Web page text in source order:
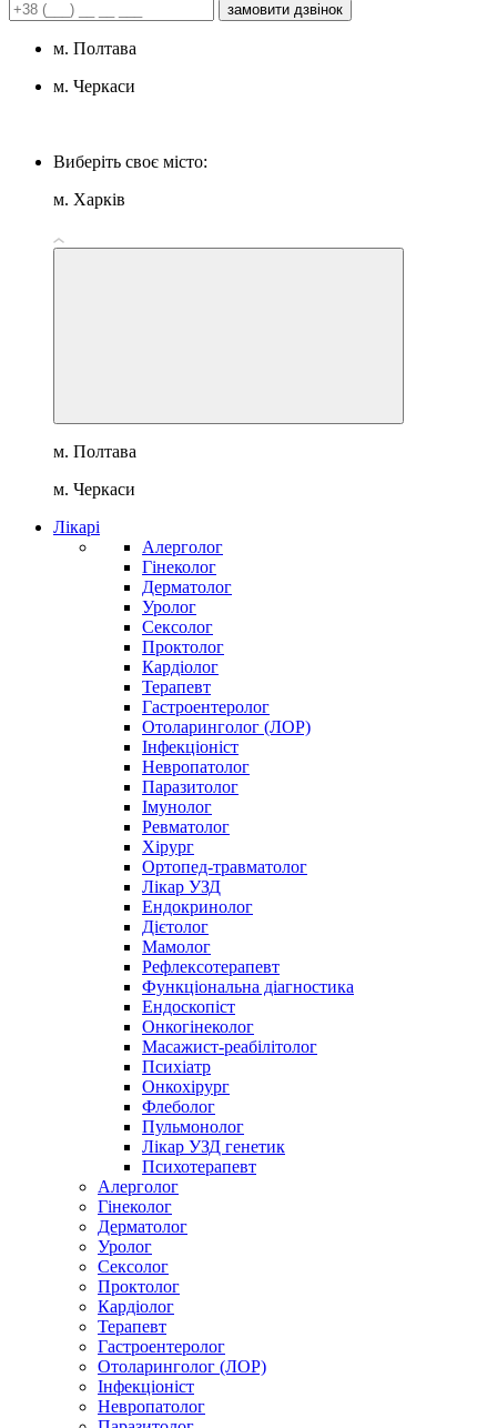
замовити дзвінок
м. Полтава
м. Черкаси
Виберіть своє місто:
м. Харків
м. Полтава
м. Черкаси
Лікарі
Алерголог
Гінеколог
Дерматолог
Уролог
Сексолог
Проктолог
Кардіолог
Терапевт
Гастроентеролог
Отоларинголог (ЛОР)
Інфекціоніст
Невропатолог
Паразитолог
Імунолог
Ревматолог
Хірург
Ортопед-травматолог
Лікар УЗД
Ендокринолог
Дієтолог
Мамолог
Рефлексотерапевт
Функціональна діагностика
Ендоскопіст
Онкогінеколог
Масажист-реабілітолог
Психіатр
Онкохірург
Флеболог
Пульмонолог
Лікар УЗД генетик
Психотерапевт
Алерголог
Гінеколог
Дерматолог
Уролог
Сексолог
Проктолог
Кардіолог
Терапевт
Гастроентеролог
Отоларинголог (ЛОР)
Інфекціоніст
Невропатолог